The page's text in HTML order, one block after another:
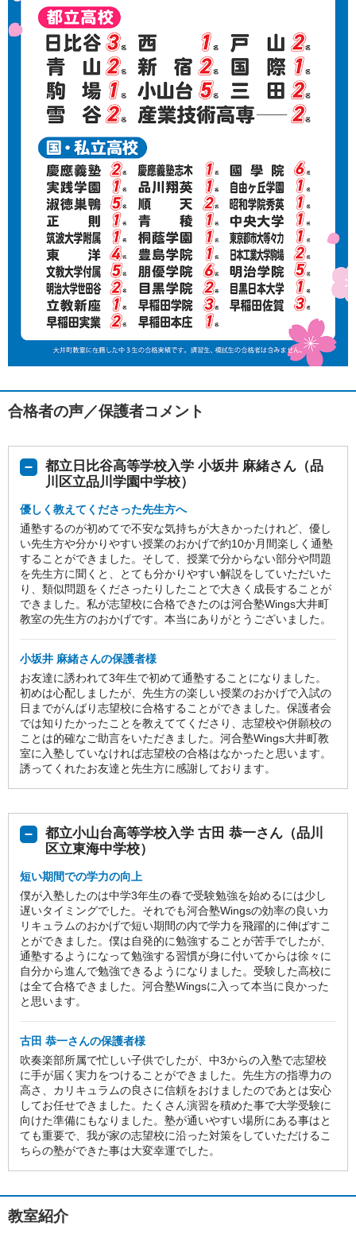
合格者の声／保護者コメント
都立日比谷高等学校入学 小坂井 麻緒さん（品
川区立品川学園中学校）
優しく教えてくださった先生方へ
通塾するのが初めてで不安な気持ちが大きかったけれど、優し
い先生方や分かりやすい授業のおかげで約10か月間楽しく通塾
することができました。そして、授業で分からない部分や問題
を先生方に聞くと、とても分かりやすい解説をしていただいた
り、類似問題をくださったりしたことで大きく成長することが
できました。私が志望校に合格できたのは河合塾Wings大井町
教室の先生方のおかげです。本当にありがとうございました。
小坂井 麻緒さんの保護者様
お友達に誘われて3年生で初めて通塾することになりました。
初めは心配しましたが、先生方の楽しい授業のおかげで入試の
日までがんばり志望校に合格することができました。保護者会
では知りたかったことを教えててくださり、志望校や併願校の
ことは的確なご助言をいただきました。河合塾Wings大井町教
室に入塾していなければ志望校の合格はなかったと思います。
誘ってくれたお友達と先生方に感謝しております。
都立小山台高等学校入学 古田 恭一さん（品川
区立東海中学校）
短い期間での学力の向上
僕が入塾したのは中学3年生の春で受験勉強を始めるには少し
遅いタイミングでした。それでも河合塾Wingsの効率の良いカ
リキュラムのおかげで短い期間の内で学力を飛躍的に伸ばすこ
とができました。僕は自発的に勉強することが苦手でしたが、
通塾するようになって勉強する習慣が身に付いてからは徐々に
自分から進んで勉強できるようになりました。受験した高校に
は全て合格できました。河合塾Wingsに入って本当に良かった
と思います。
古田 恭一さんの保護者様
吹奏楽部所属で忙しい子供でしたが、中3からの入塾で志望校
に手が届く実力をつけることができました。先生方の指導力の
高さ、カリキュラムの良さに信頼をおけましたのであとは安心
してお任せできました。たくさん演習を積めた事で大学受験に
向けた準備にもなりました。塾が通いやすい場所にある事はと
ても重要で、我が家の志望校に沿った対策をしていただけるこ
ちらの塾ができた事は大変幸運でした。
教室紹介